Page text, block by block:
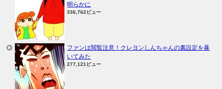
明らかに
336,762ビュー
ファンは閲覧注意！クレヨンしんちゃんの裏設定を暴
いてみた
277,121ビュー